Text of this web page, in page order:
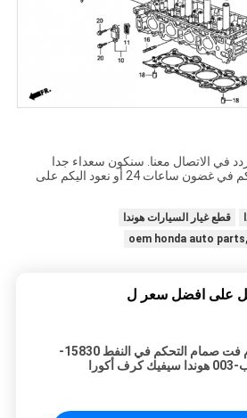
في الاتصال معنا. سنكون سعداء جدا
لمساعدتك. وسوف نعود اليكم في غضون ساعات 24 أو نعود اليكم على
قطع غيار السيارات هوندا
oem honda auto
على افضل سعر ل
أوم فت صمام التحكم في النفط 15830-
ربب-003 هوندا سيفيك كرف أكورا